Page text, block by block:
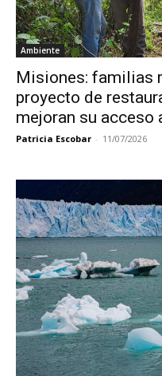
Ambiente
Misiones: familias
proyecto de
mejoran su acceso
Patricia Escobar - 11/07/2026